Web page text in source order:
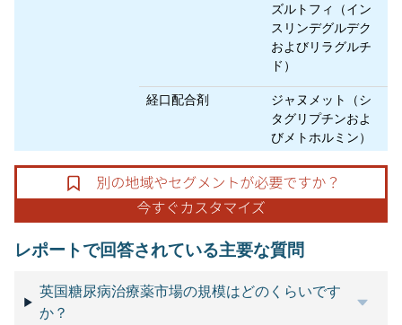
ズルトフィ（イン
スリンデグルデク
およびリラグルチ
ド）
経口配合剤
ジャヌメット（シ
タグリプチンおよ
びメトホルミン）
レポートで回答されている主要な質問
英国糖尿病治療薬市場の規模はどのくらいです
か？